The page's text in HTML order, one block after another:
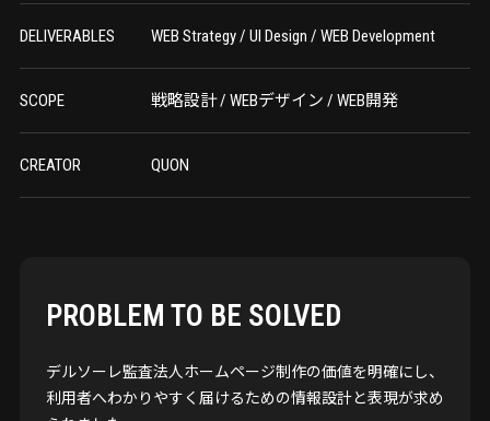
DELIVERABLES WEB Strategy / UI Design / WEB Development
SCOPE 戦略設計 / WEBデザイン / WEB開発
CREATOR QUON
PROBLEM TO BE SOLVED
デルソーレ監査法人ホームページ制作の価値を明確にし、
利用者へわかりやすく届けるための情報設計と表現が求め